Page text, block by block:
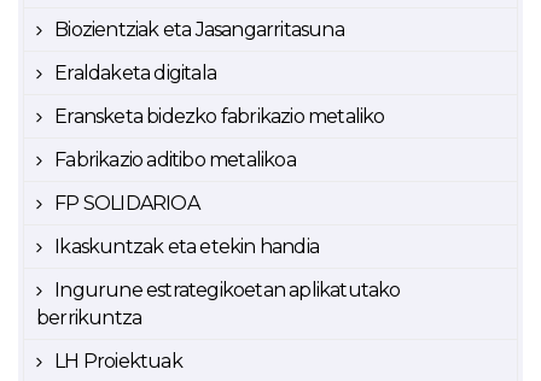
Biozientziak eta Jasangarritasuna
Eraldaketa digitala
Eransketa bidezko fabrikazio metaliko
Fabrikazio aditibo metalikoa
FP SOLIDARIOA
Ikaskuntzak eta etekin handia
Ingurune estrategikoetan aplikatutako
berrikuntza
LH Proiektuak